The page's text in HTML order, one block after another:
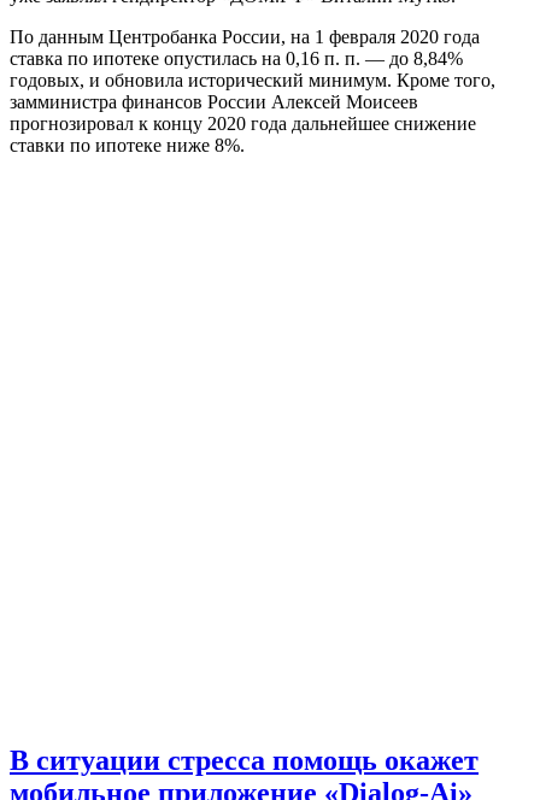
По данным Центробанка России, на 1 февраля 2020 года
ставка по ипотеке опустилась на 0,16 п. п. — до 8,84%
годовых, и обновила исторический минимум. Кроме того,
замминистра финансов России Алексей Моисеев
прогнозировал к концу 2020 года дальнейшее снижение
ставки по ипотеке ниже 8%.
В ситуации стресса помощь окажет
мобильное приложение «Dialog-Ai»